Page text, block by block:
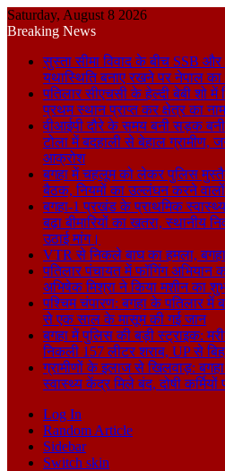
Saturday, August 8 2026
Breaking News
सुस्ता सीमा विवाद के बीच SSB
यथास्थिति बनाए रखने पर नेपाल
पतिलार सीएचसी के हेल्दी बेबी शो
प्रथम स्थान प्राप्त कर क्षेत्र का
वीआईपी दौरे के समय बनी सड़क
टोला में बदहाली से बेहाल ग्रामीण,
आक्रोश
बगहा में चहलूम को लेकर पुलिस
बैठक, नियमों का उल्लंघन करने वालों
बगहा-1 प्रखंड के प्राथमिक
बढ़ा बीमारियों का खतरा, स्थानीय
उठाई मांग।
VTR से निकले बाघ का हमला,
पतिलार पंचायत में फॉगिंग अभियान
अभिषेक मिश्रा ने किया मशीन का
पश्चिम चंपारण: बगहा के पतिलार में
से एक साल के मासूम की गई जान
बगहा में पुलिस की बड़ी स्ट्राइक:
निकली 157 लीटर शराब, UP से
ग्रामीणों के इलाज से खिलवाड़:
स्वास्थ्य केंद्र मिले बंद, दोषी कर्मियों
Log In
Random Article
Sidebar
Switch skin